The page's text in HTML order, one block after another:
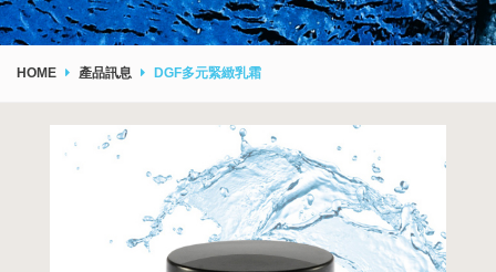
HOME 產品訊息 DGF多元緊緻乳霜